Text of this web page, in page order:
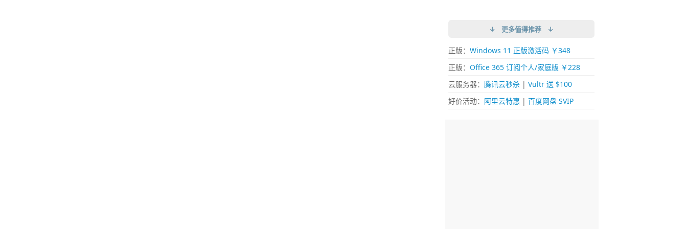
↓ 更多值得推荐 ↓
正版： Windows 11 正版激活码 ￥348
正版： Office 365 订阅个人/家庭版 ￥228
云服务器： 腾讯云秒杀| Vultr 送 $100
好价活动： 阿里云特惠 | 百度网盘 SVIP